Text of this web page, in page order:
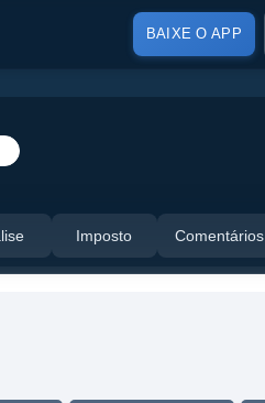
BAIXE O APP
Imposto Comentários